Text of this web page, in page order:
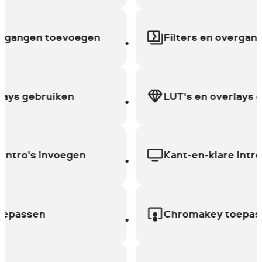
toevoegen
gebruiken
invoegen
Filters en
LUT's en overlays
Kant-en-klare intro's
Chromakey toepassen